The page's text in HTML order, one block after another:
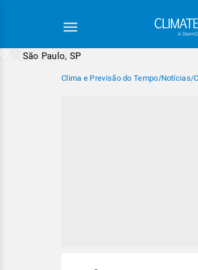
São Paulo, SP
Clima e Previsão do Tempo/Notícias/